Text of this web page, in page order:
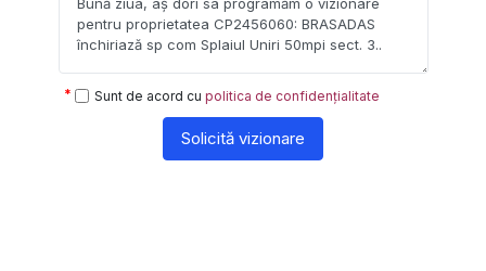
Sunt de acord cu politica de confidențialitate
Solicită vizionare